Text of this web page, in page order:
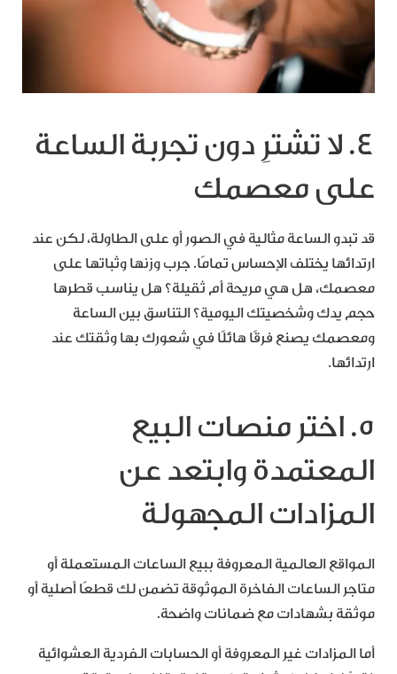
4. لا تشترِ دون تجربة الساعة
على معصمك
قد تبدو الساعة مثالية في الصور أو على الطاولة، لكن عند
ارتدائها يختلف الإحساس تمامًا. جرب وزنها وثباتها على
معصمك، هل هي مريحة أم ثقيلة؟ هل يناسب قطرها
حجم يدك وشخصيتك اليومية؟ التناسق بين الساعة
ومعصمك يصنع فرقًا هائلًا في شعورك بها وثقتك عند
ارتدائها.
5. اختر منصات البيع
المعتمدة وابتعد عن
المزادات المجهولة
المواقع العالمية المعروفة ببيع الساعات المستعملة أو
متاجر الساعات الفاخرة الموثوقة تضمن لك قطعًا أصلية أو
موثقة بشهادات مع ضمانات واضحة.
أما المزادات غير المعروفة أو الحسابات الفردية العشوائية